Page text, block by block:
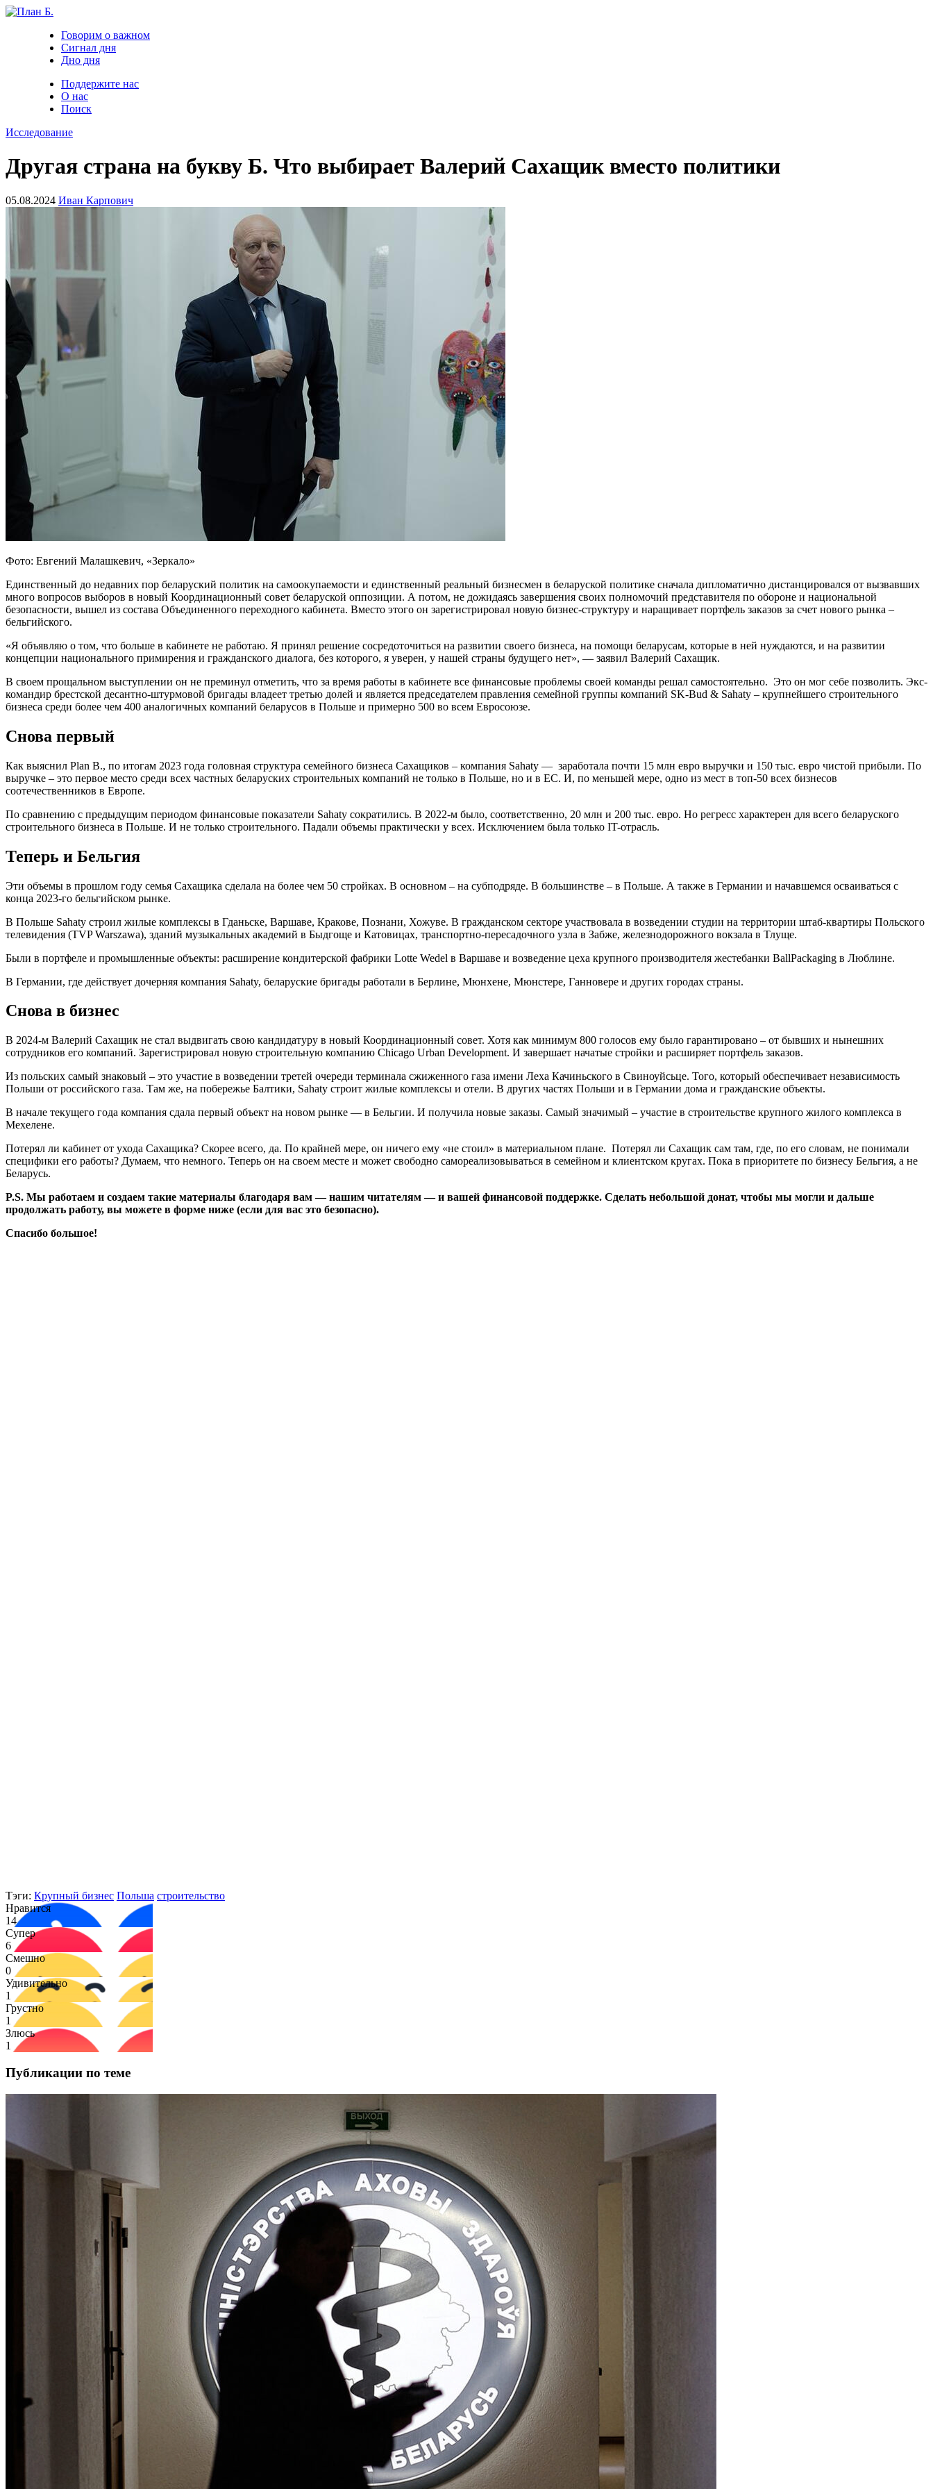
Говорим о важном
Сигнал дня
Дно дня
Поддержите нас
О нас
Поиск
Исследование
Другая страна на букву Б. Что выбирает Валерий Сахащик вместо политики
05.08.2024 Иван Карпович
Фото: Евгений Малашкевич, «Зеркало»
Единственный до недавних пор беларуский политик на самоокупаемости и единственный реальный бизнесмен в беларуской политике сначала дипломатично дистанцировался от вызвавших
много вопросов выборов в новый Координационный совет беларуской оппозиции. А потом, не дожидаясь завершения своих полномочий представителя по обороне и национальной
безопасности, вышел из состава Объединенного переходного кабинета. Вместо этого он зарегистрировал новую бизнес-структуру и наращивает портфель заказов за счет нового рынка –
бельгийского.
«Я объявляю о том, что больше в кабинете не работаю. Я принял решение сосредоточиться на развитии своего бизнеса, на помощи беларусам, которые в ней нуждаются, и на развитии
концепции национального примирения и гражданского диалога, без которого, я уверен, у нашей страны будущего нет», — заявил Валерий Сахащик.
В своем прощальном выступлении он не преминул отметить, что за время работы в кабинете все финансовые проблемы своей команды решал самостоятельно. Это он мог себе позволить. Экс-
командир брестской десантно-штурмовой бригады владеет третью долей и является председателем правления семейной группы компаний SK-Bud & Sahaty – крупнейшего строительного
бизнеса среди более чем 400 аналогичных компаний беларусов в Польше и примерно 500 во всем Евросоюзе.
Снова первый
Как выяснил Plan В., по итогам 2023 года головная структура семейного бизнеса Сахащиков – компания Sahaty — заработала почти 15 млн евро выручки и 150 тыс. евро чистой прибыли. По
выручке – это первое место среди всех частных беларуских строительных компаний не только в Польше, но и в ЕС. И, по меньшей мере, одно из мест в топ-50 всех бизнесов
соотечественников в Европе.
По сравнению с предыдущим периодом финансовые показатели Sahaty сократились. В 2022-м было, соответственно, 20 млн и 200 тыс. евро. Но регресс характерен для всего беларуского
строительного бизнеса в Польше. И не только строительного. Падали объемы практически у всех. Исключением была только IT-отрасль.
Теперь и Бельгия
Эти объемы в прошлом году семья Сахащика сделала на более чем 50 стройках. В основном – на субподряде. В большинстве – в Польше. А также в Германии и начавшемся осваиваться с
конца 2023-го бельгийском рынке.
В Польше Sahaty строил жилые комплексы в Гданьске, Варшаве, Кракове, Познани, Хожуве. В гражданском секторе участвовала в возведении студии на территории штаб-квартиры Польского
телевидения (TVP Warszawa), зданий музыкальных академий в Быдгоще и Катовицах, транспортно-пересадочного узла в Забже, железнодорожного вокзала в Тлуще.
Были в портфеле и промышленные объекты: расширение кондитерской фабрики Lotte Wedel в Варшаве и возведение цеха крупного производителя жестебанки BallPackaging в Люблине.
В Германии, где действует дочерняя компания Sahaty, беларуские бригады работали в Берлине, Мюнхене, Мюнстере, Ганновере и других городах страны.
Снова в бизнес
В 2024-м Валерий Сахащик не стал выдвигать свою кандидатуру в новый Координационный совет. Хотя как минимум 800 голосов ему было гарантировано – от бывших и нынешних
сотрудников его компаний. Зарегистрировал новую строительную компанию Chicago Urban Development. И завершает начатые стройки и расширяет портфель заказов.
Из польских самый знаковый – это участие в возведении третей очереди терминала сжиженного газа имени Леха Качиньского в Свиноуйсьце. Того, который обеспечивает независимость
Польши от российского газа. Там же, на побережье Балтики, Sahaty строит жилые комплексы и отели. В других частях Польши и в Германии дома и гражданские объекты.
В начале текущего года компания сдала первый объект на новом рынке — в Бельгии. И получила новые заказы. Самый значимый – участие в строительстве крупного жилого комплекса в
Мехелене.
Потерял ли кабинет от ухода Сахащика? Скорее всего, да. По крайней мере, он ничего ему «не стоил» в материальном плане. Потерял ли Сахащик сам там, где, по его словам, не понимали
специфики его работы? Думаем, что немного. Теперь он на своем месте и может свободно самореализовываться в семейном и клиентском кругах. Пока в приоритете по бизнесу Бельгия, а не
Беларусь.
P.S. Мы работаем и создаем такие материалы благодаря вам — нашим читателям — и вашей финансовой поддержке. Сделать небольшой донат, чтобы мы могли и дальше
продолжать работу, вы можете в форме ниже (если для вас это безопасно).
Спасибо большое!
Тэги: Крупный бизнес Польша строительство
Нравится
14
Супер
6
Смешно
0
Удивительно
1
Грустно
1
Злюсь
1
Публикации по теме